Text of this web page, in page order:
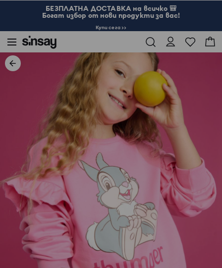
БЕЗПЛАТНА ДОСТАВКА на всичко 🎒
Богат избор от нови продукти за вас!
Купи сега >>